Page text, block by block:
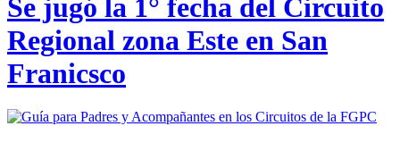
Se jugó la 1° fecha del Circuito
Regional zona Este en San
Franicsco